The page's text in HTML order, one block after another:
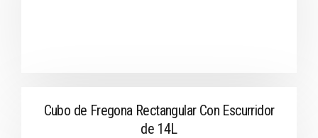
Cubo de Fregona Rectangular Con Escurridor
de 14L